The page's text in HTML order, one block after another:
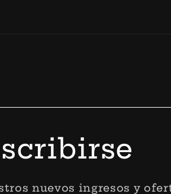
pago
nuevos ingresos y